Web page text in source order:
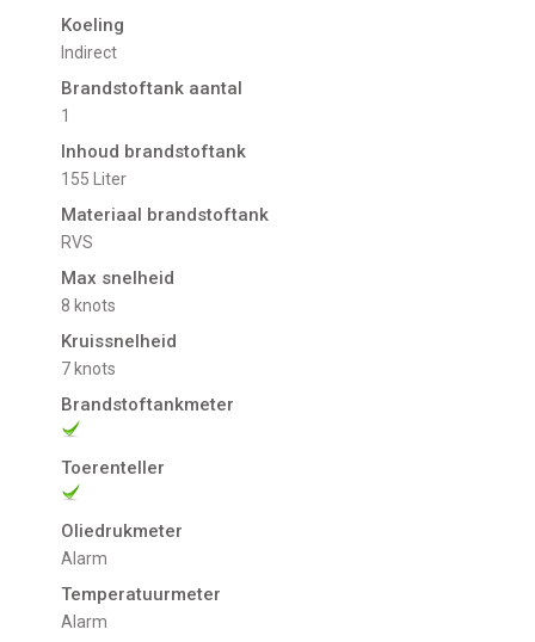
Koeling
indirect
Brandstoftank aantal
1
Inhoud brandstoftank
155 Liter
Materiaal brandstoftank
RVS
Max snelheid
8 knots
Kruissnelheid
7 knots
Brandstoftankmeter
Toerenteller
Oliedrukmeter
alarm
Temperatuurmeter
alarm